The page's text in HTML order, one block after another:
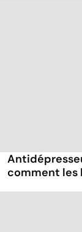
comment les